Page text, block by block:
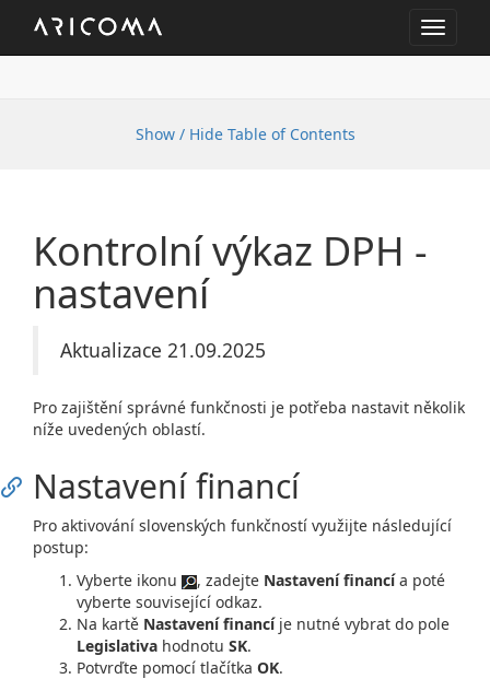
Toggle
Show / Hide Table of Contents
Kontrolní výkaz DPH -
nastavení
Aktualizace 21.09.2025
Pro zajištění správné funkčnosti je potřeba nastavit několik
níže uvedených oblastí.
Nastavení financí
Pro aktivování slovenských funkčností využijte následující
postup:
Vyberte ikonu
, zadejte Nastavení financía poté
vyberte související odkaz.
Na kartě Nastavení financíje nutné vybrat do pole
Legislativa hodnotu SK.
Potvrďte pomocí tlačítka OK.